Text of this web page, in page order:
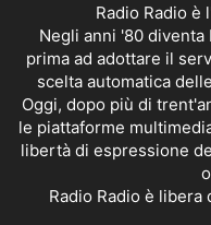
Radio Radio è
Negli anni '80 diventa
prima ad adottare il
scelta automatica
Oggi, dopo più di
le piattaforme
libertà di espressione
Radio Radio è